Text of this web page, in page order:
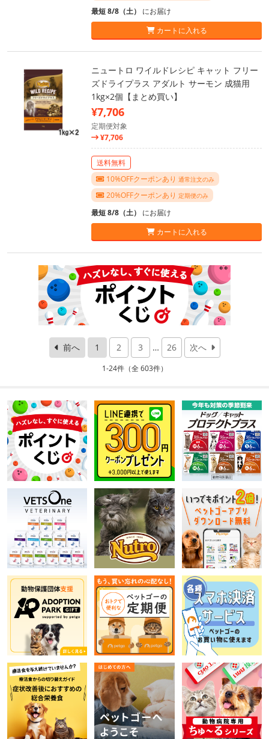
最短 8/8（土） にお届け
カートに入れる
ニュートロ ワイルドレシピ キャット フリー
ズドライプラス アダルト サーモン 成猫用
1kg×2個【まとめ買い】
¥7,706
定期便対象
¥7,706
送料無料
10%OFFクーポンあり 通常注文のみ
20%OFFクーポンあり 定期便のみ
最短 8/8（土） にお届け
カートに入れる
前へ 1 2 3 … 26 次へ
1-24件（全 603件）